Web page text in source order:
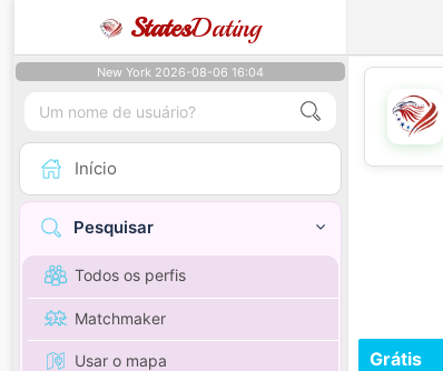
StatesDating
New York 2026-08-06 16:04
Início
Pesquisar
Todos os perfis
Matchmaker
Usar o mapa Grátis